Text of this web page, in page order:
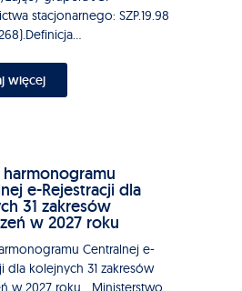
stacjonarnego: SZP.19.98
więcej
harmonogramu
e-Rejestracji dla
31 zakresów
w 2027 roku
Centralnej e-
dla kolejnych 31 zakresów
w 2027 roku Ministerstwo